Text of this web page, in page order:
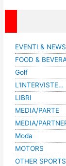
EVENTI & NEWS
FOOD &
Golf
L'INTERVISTE…
LIBRI
MEDIA/PARTE
MEDIA/
Moda
MOTORS
OTHER SPORTS